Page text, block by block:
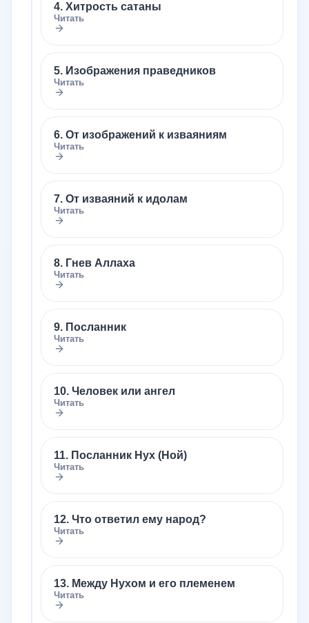
4. Хитрость сатаны
Читать
5. Изображения праведников
Читать
6. От изображений к изваяниям
Читать
7. От изваяний к идолам
Читать
8. Гнев Аллаха
Читать
9. Посланник
Читать
10. Человек или ангел
Читать
11. Посланник Нух (Ной)
Читать
12. Что ответил ему народ?
Читать
13. Между Нухом и его племенем
Читать